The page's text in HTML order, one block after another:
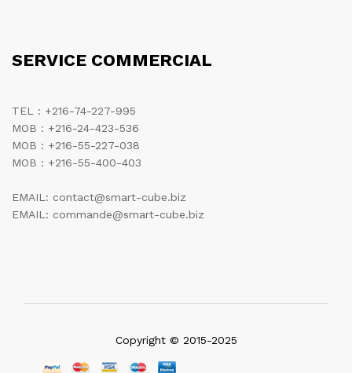
SERVICE COMMERCIAL
TEL : +216-74-227-995
MOB : +216-24-423-536
MOB : +216-55-227-038
MOB : +216-55-400-403
EMAIL: contact@smart-cube.biz
EMAIL: commande@smart-cube.biz
Copyright © 2015-2025